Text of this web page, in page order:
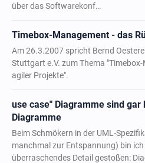
über das Softwarekonf…
Timebox-Management - das
Am 26.3.2007 spricht Bernd
Stuttgart e.V. zum Thema
agiler Projekte".
use case" Diagramme sind gar
Diagramme
Beim Schmökern in der UML-
manchmal zur Entspannung) bin
überraschendes Detail gestoßen: